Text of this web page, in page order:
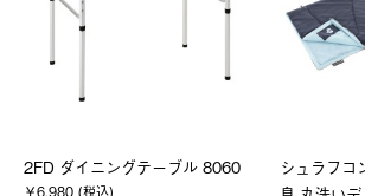
2FD ダイニングテーブル 8060
￥6,980 (税込)
シュラフコ